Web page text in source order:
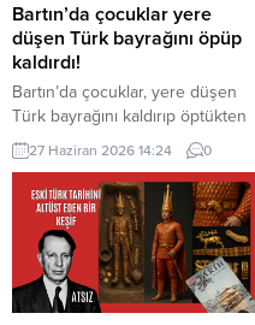
Bartın’da çocuklar yere
düşen Türk bayrağını öpüp
kaldırdı!
Bartın’da çocuklar, yere düşen
Türk bayrağını kaldırıp öptükten
sonra gelen itfaiye ekiplerinin de
yardımıyla göndere çekti. O anlar
cep telefonu kamerası tarafından
kaydedildi. Yerden kaldırıp öptüler
Kemerköprü Mahallesi’nde dün
akşam saatlerinde Cumhuriyet
Parkı içerisindeki direkte bulunan
Türk bayrağı rüzgar nedeniyle
27 Haziran 2026 14:24 0